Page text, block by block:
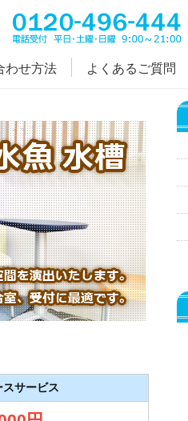
わせ方法 よくあるご質問
サービス